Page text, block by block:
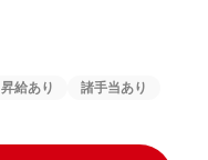
昇給あり 諸手当あり